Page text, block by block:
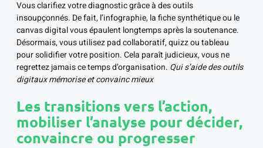
Vous clarifiez votre diagnostic grâce à des outils
insoupçonnés. De fait, l’infographie, la fiche synthétique ou le
canvas digital vous épaulent longtemps après la soutenance.
Désormais, vous utilisez pad collaboratif, quizz ou tableau
pour solidifier votre position. Cela paraît judicieux, vous ne
regrettez jamais ce temps d’organisation. Qui s’aide des outils
digitaux mémorise et convainc mieux
Les transitions vers l’action,
mobiliser l’analyse pour décider,
convaincre ou progresser